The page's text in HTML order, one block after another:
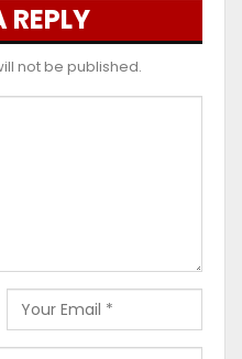
REPLY
not be published.